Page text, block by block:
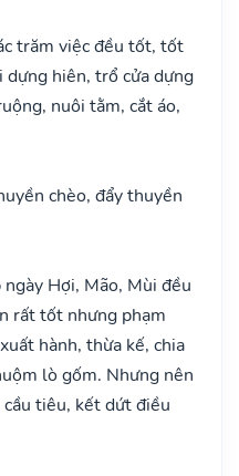
trăm việc đều tốt, tốt
dựng hiên, trổ cửa dựng
nuôi tằm, cắt áo,
chèo, đẩy thuyền
ngày Hợi, Mão, Mùi đều
rất tốt nhưng phạm
hành, thừa kế, chia
lò gốm. Nhưng nên
tiêu, kết dứt điều